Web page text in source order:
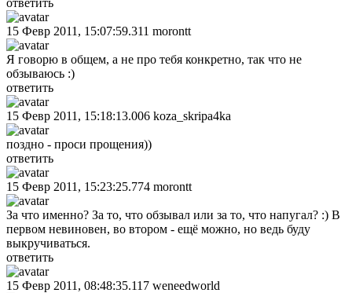
15 Февр 2011, 15:07:59.311 morontt
Я говорю в общем, а не про тебя конкретно, так что не
обзываюсь :)
ответить
15 Февр 2011, 15:18:13.006 koza_skripa4ka
поздно - проси прощения))
ответить
15 Февр 2011, 15:23:25.774 morontt
За что именно? За то, что обзывал или за то, что напугал? :) В
первом невиновен, во втором - ещё можно, но ведь буду
выкручиваться.
ответить
15 Февр 2011, 08:48:35.117 weneedworld